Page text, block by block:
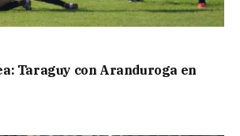
Taraguy con Aranduroga en